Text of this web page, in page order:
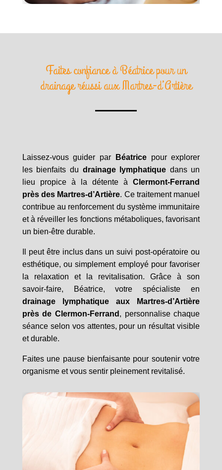
Faites confiance à Béatrice pour un
drainage réussi aux Martres-d’Artière
Laissez-vous guider par Béatricepour explorer
les bienfaits du drainage lymphatique dans un
lieu propice à la détente àClermont-Ferrand
près des Martres-d’Artière. Ce traitement manuel
contribue au renforcement du système immunitaire
et à réveiller les fonctions métaboliques, favorisant
un bien-être durable.
Il peut être inclus dans un suivi post-opératoire ou
esthétique, ou simplement employé pour favoriser
la relaxation et la revitalisation. Grâce à son
savoir-faire, Béatrice, votre spécialiste en
drainage lymphatique aux Martres-d’Artière
près de Clermon-Ferrand , personnalise chaque
séance selon vos attentes, pour un résultat visible
et durable.
Faites une pause bienfaisante pour soutenir votre
organisme et vous sentir pleinement revitalisé.